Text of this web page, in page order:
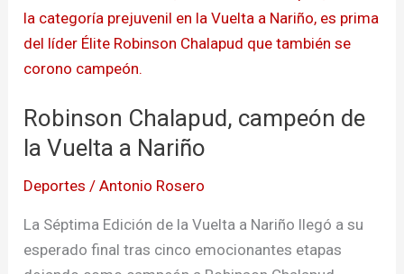
Robinson Chalapud, campeón de
la Vuelta a Nariño
Deportes /Antonio Rosero
La Séptima Edición de la Vuelta a Nariño llegó a su
esperado final tras cinco emocionantes etapas
Chalapud,
campeón
de
Vuelta
a